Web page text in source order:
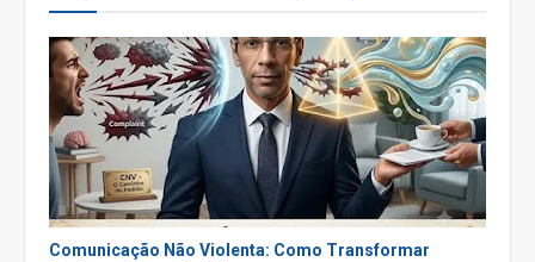
Comunicação Não Violenta: Como Transformar